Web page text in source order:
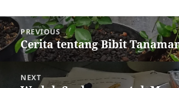
Post
navigation
PREVIOUS
Previous
post:
Cerita tentang Bibit
NEXT